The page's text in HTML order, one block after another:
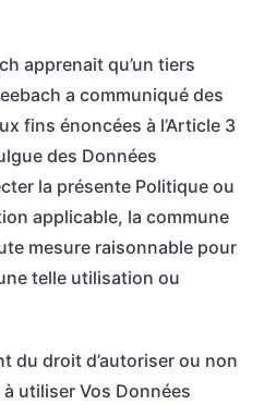
apprenait qu’un tiers
a communiqué des
fins énoncées à l’Article 3
des Données
la présente Politique ou
applicable, la commune
mesure raisonnable pour
telle utilisation ou
du droit d’autoriser ou non
utiliser Vos Données